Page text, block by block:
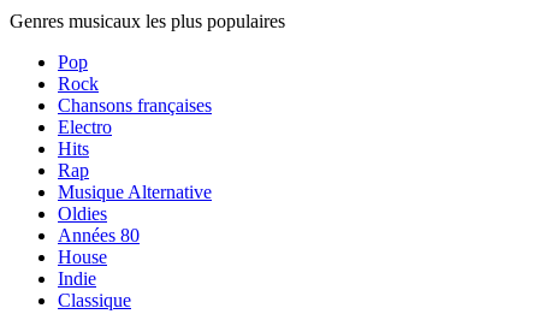
Genres musicaux les plus populaires
Pop
Rock
Chansons françaises
Electro
Hits
Rap
Musique Alternative
Oldies
Années 80
House
Indie
Classique